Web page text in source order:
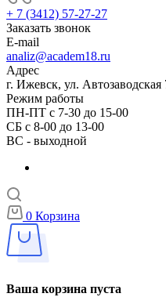
+ 7 (3412) 57-27-27
Заказать звонок
E-mail
analiz@academ18.ru
Адрес
г. Ижевск, ул. Автозаводская
Режим работы
ПН-ПТ с 7-30 до 15-00
СБ с 8-00 до 13-00
ВС - выходной
0 Корзина
Ваша корзина пуста